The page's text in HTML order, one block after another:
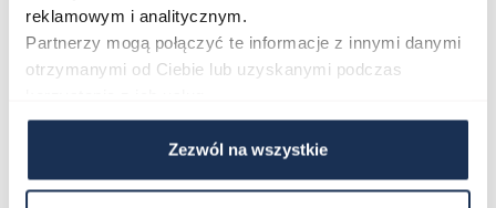
reklamowym i analitycznym.
Partnerzy mogą połączyć te informacje z innymi danymi
otrzymanymi od Ciebie lub uzyskanymi podczas
Zezwól na wszystkie
CASIO Sport AE-1200WHD-
03362600
Casio Sport AQ-230GA-
9DMQYES
03311457